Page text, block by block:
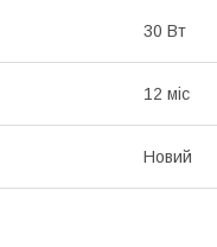
30 Вт
12 міс
Новий